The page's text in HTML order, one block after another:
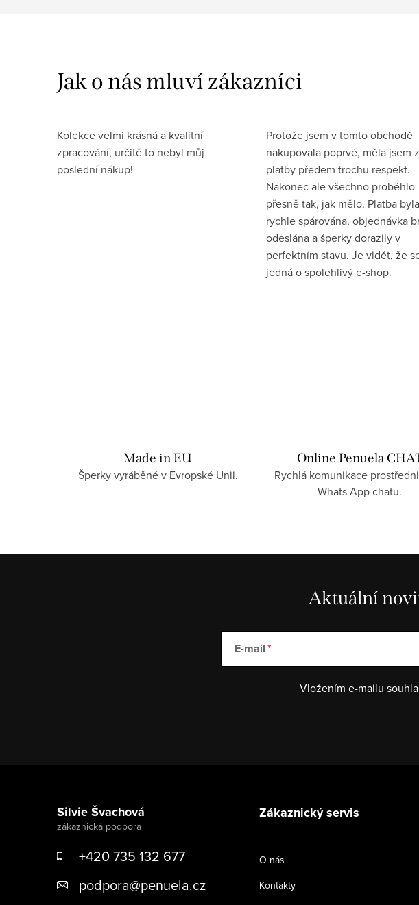
Kolekce velmi krásná a kvalitní
zpracování, určitě to nebyl můj
poslední nákup!
Protože jsem v tomto obchodě
nakupovala poprvé, měla jsem z
platby předem trochu respekt.
Nakonec ale všechno proběhlo
přesně tak, jak mělo. Platba byla
rychle spárována, objednávka
odeslána a šperky dorazily v
perfektním stavu. Je vidět, že
jedná o spolehlivý e-shop.
Made in EU
Šperky vyráběné v Evropské Unii.
Online Penuela
Rychlá komunikace
Whats App chatu.
Aktuální
E-mail
Vložením e-mailu
Silvie Švachová
+420 735 132 677
podpora@penuela.cz
Zákaznický servis
O nás
Kontakty